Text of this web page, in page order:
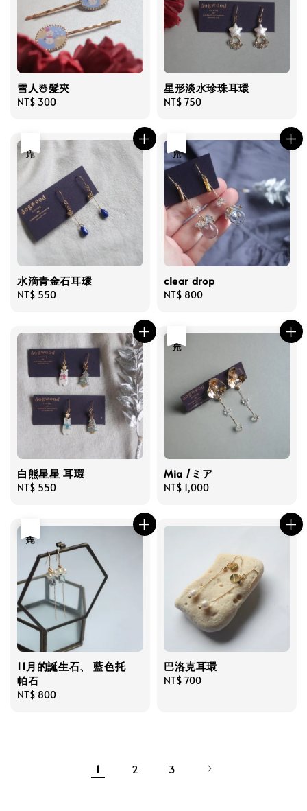
雪人☃️髮夾
Regular
NT$ 300
星形淡水珍珠耳環
Regular
NT$ 750
水滴青金石耳環
Regular
NT$ 550
clear drop
Regular
NT$ 800
白熊星星 耳環
Regular
NT$ 550
Mia /ミア
Regular
NT$ 1,000
11月的誕生石、 藍色托
帕石
Regular
NT$ 800
巴洛克耳環
Regular
NT$ 700
1 2 3